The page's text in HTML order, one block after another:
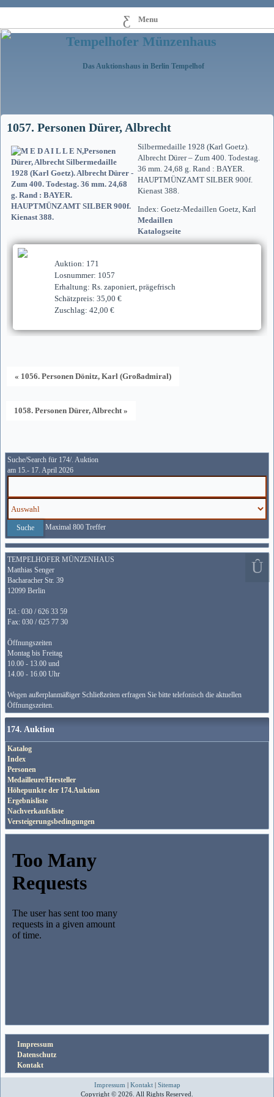
Menu
Tempelhofer Münzenhaus
Das Auktionshaus in Berlin Tempelhof
1057. Personen Dürer, Albrecht
Silbermedaille 1928 (Karl Goetz).
Albrecht Dürer – Zum 400. Todestag.
36 mm. 24,68 g. Rand : BAYER.
HAUPTMÜNZAMT SILBER 900f.
Kienast 388.
Index: Goetz-Medaillen Goetz, Karl
Medaillen
Katalogseite
Auktion: 171
Losnummer: 1057
Erhaltung: Rs. zaponiert, prägefrisch
Schätzpreis: 35,00 €
Zuschlag: 42,00 €
« 1056. Personen Dönitz, Karl (Großadmiral)
1058. Personen Dürer, Albrecht »
Suche/Search für 174/. Auktion
am 15.- 17. April 2026
Maximal 800 Treffer
TEMPELHOFER MÜNZENHAUS
Matthias Senger
Bacharacher Str. 39
12099 Berlin
Tel.: 030 / 626 33 59
Fax: 030 / 625 77 30
Öffnungszeiten
Montag bis Freitag
10.00 - 13.00 und
14.00 - 16.00 Uhr
Wegen außerplanmäßiger Schließzeiten erfragen Sie bitte telefonisch die aktuellen
Öffnungszeiten.
174. Auktion
Katalog
Index
Personen
Medailleure/Hersteller
Höhepunkte der 174.Auktion
Ergebnisliste
Nachverkaufsliste
Versteigerungsbedingungen
Impressum
Datenschutz
Kontakt
Impressum | Kontakt| Sitemap
Copyright © 2026. All Rights Reserved.